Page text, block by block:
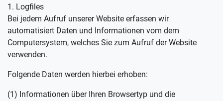
1. Logfiles
Bei jedem Aufruf unserer Website erfassen wir
automatisiert Daten und Informationen vom dem
Computersystem, welches Sie zum Aufruf der Website
verwenden.
Folgende Daten werden hierbei erhoben:
(1) Informationen über Ihren Browsertyp und die